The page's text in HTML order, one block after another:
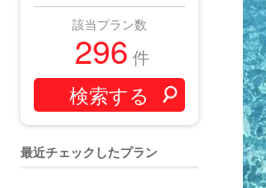
該当プラン数
296 件
最近チェックしたプラン